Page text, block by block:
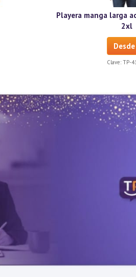
Playera manga larga
2xl
Clave:TP-